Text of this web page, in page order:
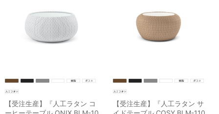
【受注生産】『人工ラタン コ
【受注生産】『人工ラタン サ